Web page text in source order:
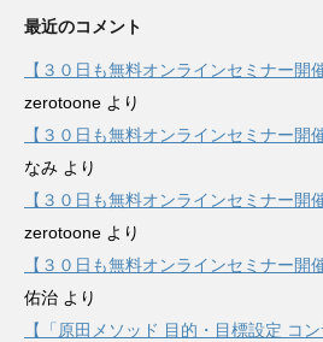
最近のコメント
【３０日も無料オンラインセミナー開
zerotoone より
【３０日も無料オンラインセミナー開
なみ より
【３０日も無料オンラインセミナー開
zerotoone より
【３０日も無料オンラインセミナー開
佑治 より
【「原田メソッド 目的・目標設定 コ